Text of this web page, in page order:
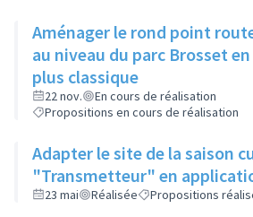
Aménager le rond point
au niveau du parc Brosset
plus classique
22 nov.
En cours de réalisation
Propositions en cours de réalisation
Adapter le site de la saison
"Transmetteur" en
23 mai Réalisée Propositions